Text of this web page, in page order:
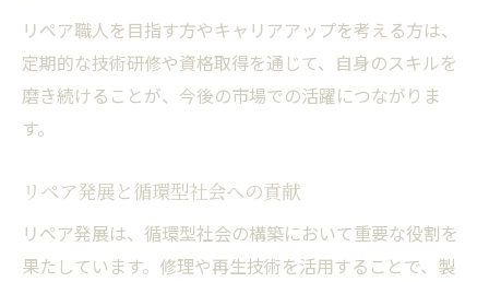
リペア職人を目指す方やキャリアアップを考える方は、
定期的な技術研修や資格取得を通じて、自身のスキルを
磨き続けることが、今後の市場での活躍につながりま
す。
リペア発展と循環型社会への貢献
リペア発展は、循環型社会の構築において重要な役割を
果たしています。修理や再生技術を活用することで、製